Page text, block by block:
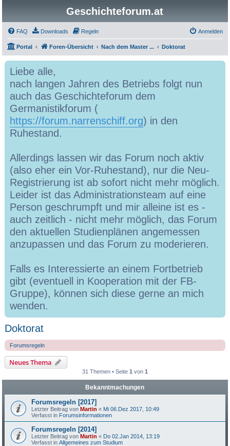
Geschichteforum.at
FAQ Downloads Regeln Anmelden
Portal Foren-Übersicht Nach dem Master ... Doktorat
Liebe alle,
nach langen Jahren des Betriebs folgt nun
auch das Geschichteforum dem
Germanistikforum (
https://forum.narrenschiff.org) in den
Ruhestand.
Allerdings lassen wir das Forum noch aktiv
(also eher ein Vor-Ruhestand), nur die Neu-
Registrierung ist ab sofort nicht mehr möglich.
Leider ist das Administrationsteam auf eine
Person geschrumpft und mir alleine ist es -
auch zeitlich - nicht mehr möglich, das Forum
den aktuellen Studienplänen angemessen
anzupassen und das Forum zu moderieren.
Falls es Interessierte an einem Fortbetrieb
gibt (eventuell in Kooperation mit der FB-
Gruppe), können sich diese gerne an mich
wenden.
Doktorat
Forumsregeln
Neues Thema
31 Themen • Seite 1 von 1
Bekanntmachungen
Forumsregeln [2017]
Letzter Beitrag vonMartin « Mi 06.Dez 2017, 10:49
Verfasst in Forumsinformationen
Forumsregeln [2014]
Letzter Beitrag vonMartin « Do 02.Jan 2014, 13:19
Verfasst inAllgemeines zum Studium